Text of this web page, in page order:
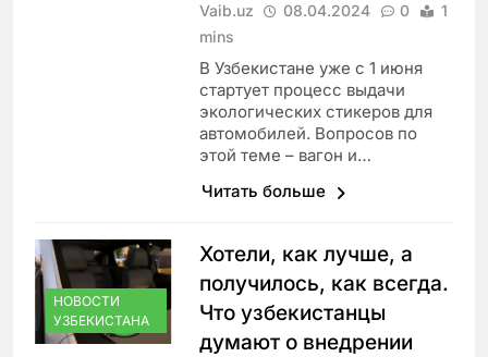
Vaib.uz 08.04.2024 0
1
mins
В Узбекистане уже с 1 июня
стартует процесс выдачи
экологических стикеров для
автомобилей. Вопросов по
этой теме – вагон и…
Читать больше
НОВОСТИ
УЗБЕКИСТАНА
Хотели, как лучше, а
получилось, как всегда.
Что узбекистанцы
думают о внедрении